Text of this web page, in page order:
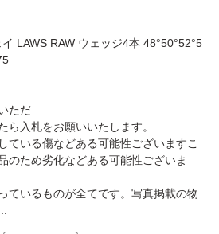
LAWS RAW ウェッジ4本 48°50°52°5
ただ
ら入札をお願いいたします。
ている傷などある可能性ございますこ
のため劣化などある可能性ございま
ているものが全てです。写真掲載の物